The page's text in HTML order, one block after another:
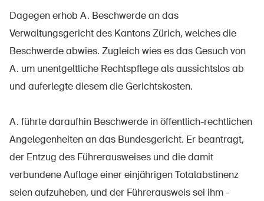
Dagegen erhob A. Beschwerde an das
Verwaltungsgericht des Kantons Zürich, welches die
Beschwerde abwies. Zugleich wies es das Gesuch von
A. um unentgeltliche Rechtspflege als aussichtslos ab
und auferlegte diesem die Gerichtskosten.
A. führte daraufhin Beschwerde in öffentlich-rechtlichen
Angelegenheiten an das Bundesgericht. Er beantragt,
der Entzug des Führerausweises und die damit
verbundene Auflage einer einjährigen Totalabstinenz
seien aufzuheben, und der Führerausweis sei ihm -